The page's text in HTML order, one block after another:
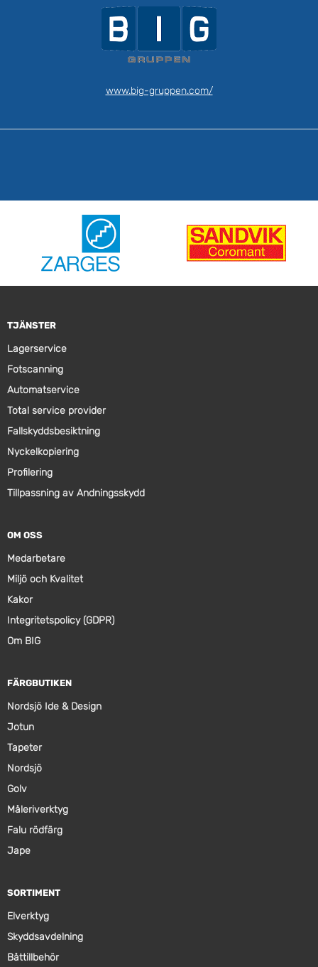
www.big-gruppen.com/
TJÄNSTER
Lagerservice
Fotscanning
Automatservice
Total service provider
Fallskyddsbesiktning
Nyckelkopiering
Profilering
Tillpassning av Andningsskydd
OM OSS
Medarbetare
Miljö och Kvalitet
Kakor
Integritetspolicy (GDPR)
Om BIG
FÄRGBUTIKEN
Nordsjö Ide & Design
Jotun
Tapeter
Nordsjö
Golv
Måleriverktyg
Falu rödfärg
Jape
SORTIMENT
Elverktyg
Skyddsavdelning
Båttillbehör